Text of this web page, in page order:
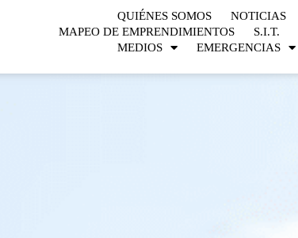
QUIÉNES SOMOS NOTICIAS
MAPEO DE EMPRENDIMIENTOS
S.I.T.
MEDIOS
EMERGENCIAS